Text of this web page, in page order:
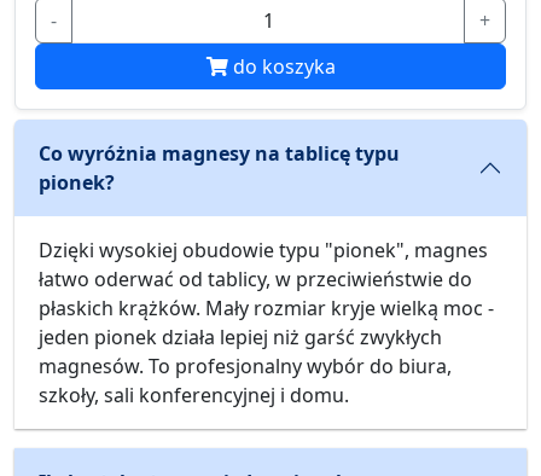
-
+
do koszyka
Co wyróżnia magnesy na tablicę typu
pionek?
Dzięki wysokiej obudowie typu "pionek", magnes
łatwo oderwać od tablicy, w przeciwieństwie do
płaskich krążków. Mały rozmiar kryje wielką moc -
jeden pionek działa lepiej niż garść zwykłych
magnesów. To profesjonalny wybór do biura,
szkoły, sali konferencyjnej i domu.